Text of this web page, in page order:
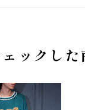
ックした